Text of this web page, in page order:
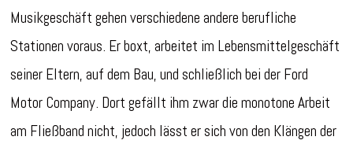
Musikgeschäft gehen verschiedene andere berufliche
Stationen voraus. Er boxt, arbeitet im Lebensmittelgeschäft
seiner Eltern, auf dem Bau, und schließlich bei der Ford
Motor Company. Dort gefällt ihm zwar die monotone Arbeit
am Fließband nicht, jedoch lässt er sich von den Klängen der